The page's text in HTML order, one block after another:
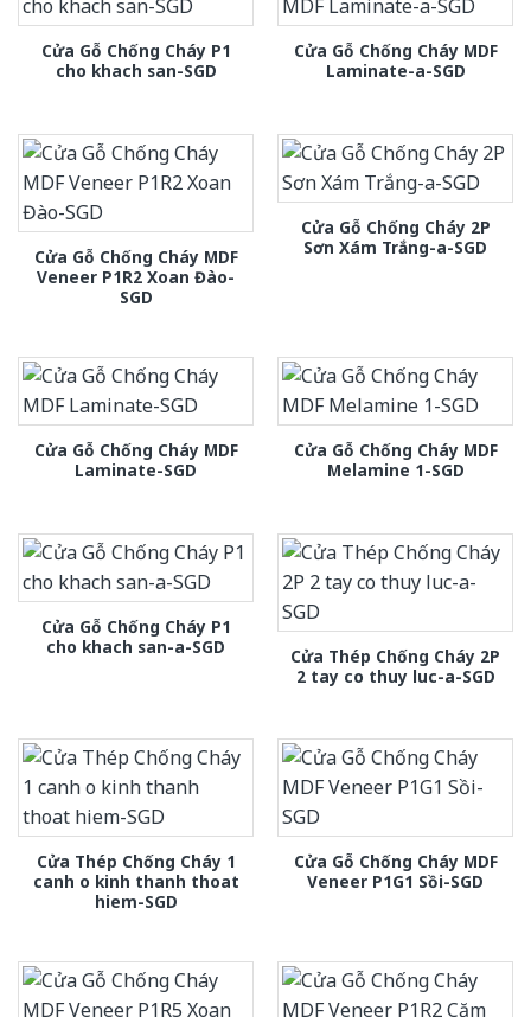
Cửa Gỗ Chống Cháy P1
cho khach san-SGD
Cửa Gỗ Chống Cháy MDF
Laminate-a-SGD
Cửa Gỗ Chống Cháy MDF
Veneer P1R2 Xoan Đào-
SGD
Cửa Gỗ Chống Cháy 2P
Sơn Xám Trắng-a-SGD
Cửa Gỗ Chống Cháy MDF
Laminate-SGD
Cửa Gỗ Chống Cháy MDF
Melamine 1-SGD
Cửa Gỗ Chống Cháy P1
cho khach san-a-SGD
Cửa Thép Chống Cháy 2P
2 tay co thuy luc-a-SGD
Cửa Thép Chống Cháy 1
canh o kinh thanh thoat
hiem-SGD
Cửa Gỗ Chống Cháy MDF
Veneer P1G1 Sồi-SGD